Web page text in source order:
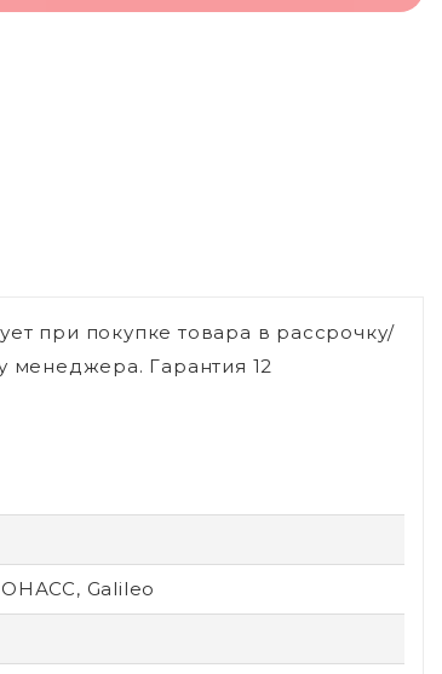
при покупке товара в рассрочку/
менеджера. Гарантия 12
Galileo